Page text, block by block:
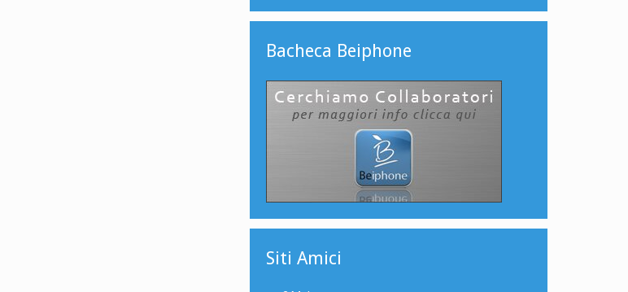
Bacheca Beiphone
Siti Amici